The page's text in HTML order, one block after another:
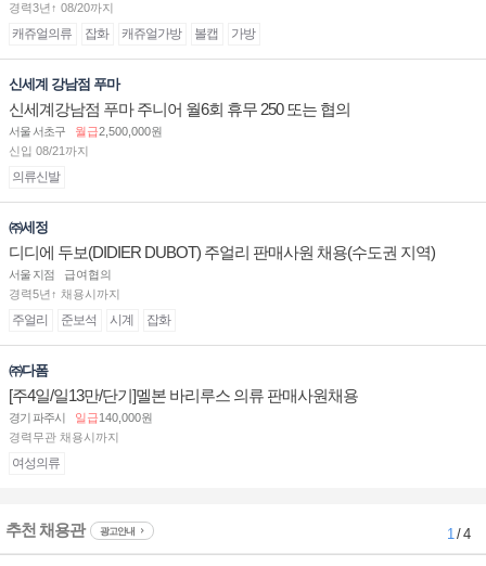
경력3년↑ 08/20까지
캐쥬얼의류 잡화 캐쥬얼가방 볼캡 가방
신세계 강남점 푸마
신세계강남점 푸마 주니어 월6회 휴무 250 또는 협의
서울 서초구 월급2,500,000원
신입 08/21까지
의류신발
㈜세정
디디에 두보(DIDIER DUBOT) 주얼리 판매사원 채용(수도권 지역)
서울 지점
급여협의
경력5년↑ 채용시까지
주얼리 준보석 시계 잡화
㈜다폼
[주4일/일13만/단기]멜본 바리루스 의류 판매사원채용
경기 파주시 일급140,000원
경력무관 채용시까지
여성의류
추천 채용관 광고안내 1/ 4